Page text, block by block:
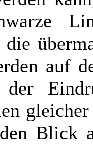
auf
der
Blick